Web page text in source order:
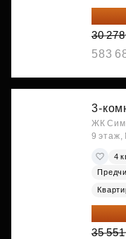
29
30
583
3-
ЖК
9
4
33
35